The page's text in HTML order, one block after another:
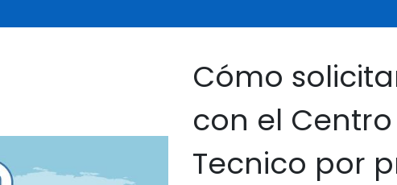
Cómo
con el
Tecnico por